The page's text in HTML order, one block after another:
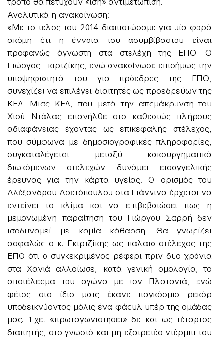
Αναλυτικά η ανακοίνωση:
«Με το τέλος του 2014 διαπιστώσαμε για μία φορά
ακόμη ότι η έννοια του ασυμβίβαστου είναι
προφανώς άγνωστη στα στελέχη της ΕΠΟ. Ο
Γιώργος Γκιρτζίκης, ενώ ανακοίνωσε επισήμως την
υποψηφιότητά του για πρόεδρος της ΕΠΟ,
συνεχίζει να επιλέγει διαιτητές ως προεδρεύων της
ΚΕΔ. Μιας ΚΕΔ, που μετά την απομάκρυνση του
Χιού Ντάλας επανήλθε στο καθεστώς πλήρους
αδιαφάνειας έχοντας ως επικεφαλής στέλεχος,
που σύμφωνα με δημοσιογραφικές πληροφορίες,
συγκαταλέγεται μεταξύ κακουργηματικά
διωκόμενων στελεχών δυνάμει εισαγγελικής
έρευνας για την κάρτα υγείας. Ο ορισμός του
Αλέξανδρου Αρετόπουλου στα Γιάννινα έρχεται να
εντείνει το κλίμα και να επιβεβαιώσει πως η
μεμονωμένη παραίτηση του Γιώργου Σαρρή δεν
ισοδυναμεί με καμία κάθαρση. Θα γνωρίζει
ασφαλώς ο κ. Γκιρτζίκης ως παλαιό στέλεχος της
ΕΠΟ ότι ο συγκεκριμένος ρέφερι πριν δυο χρόνια
στα Χανιά αλλοίωσε, κατά γενική ομολογία, το
αποτέλεσμα του αγώνα με τον Πλατανιά, ενώ
φέτος στο ίδιο ματς έκανε παγκόσμιο ρεκόρ
υποδεικνύοντας μόλις ένα φάουλ υπέρ της ομάδας
μας. Έχει «πρωταγωνιστήσει» δε και ως τέταρτος
διαιτητής, στο γνωστό και μη εξαιρετέο ντέρμπι του